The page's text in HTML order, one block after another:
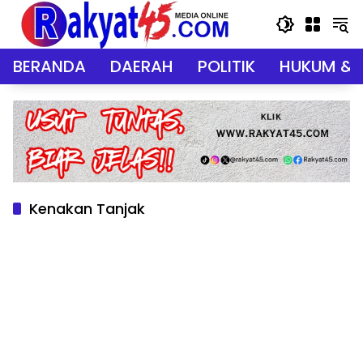
Langsung
konten
BERANDA DAERAH POLITIK HUKUM &
Kenakan Tanjak